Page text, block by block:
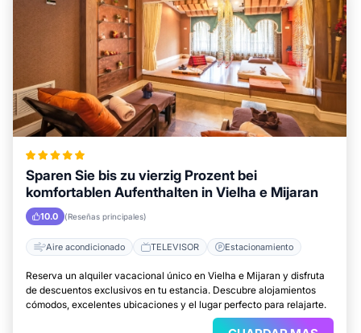
Sparen Sie bis zu vierzig Prozent bei
komfortablen Aufenthalten in Vielha e Mijaran
10.0 (Reseñas principales)
Aire acondicionado TELEVISOR Estacionamiento
Reserva un alquiler vacacional único en Vielha e Mijaran y disfruta
de descuentos exclusivos en tu estancia. Descubre alojamientos
cómodos, excelentes ubicaciones y el lugar perfecto para relajarte.